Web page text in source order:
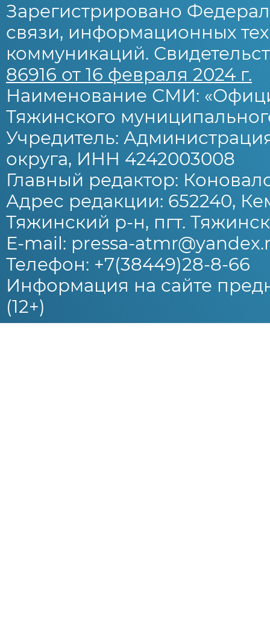
Зарегистрировано
связи, информационных
коммуникаций.
86916 от 16 февраля 2024 г.
Наименование СМИ:
Тяжинского
Учредитель:
округа, ИНН 4242003008
Главный редактор:
Адрес редакции: 652240,
Тяжинский р-н, пгт.
E-mail: pressa-
Телефон: +7(38449)28-8-66
Информация на сайте
(12+)